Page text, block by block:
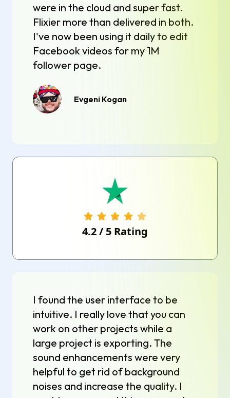
were in the cloud and super fast.
Flixier more than delivered in both.
I've now been using it daily to edit
Facebook videos for my 1M
follower page.
Evgeni Kogan
4.2/ 5 Rating
I found the user interface to be
intuitive. I really love that you can
work on other projects while a
large project is exporting. The
sound enhancements were very
helpful to get rid of background
noises and increase the quality. I